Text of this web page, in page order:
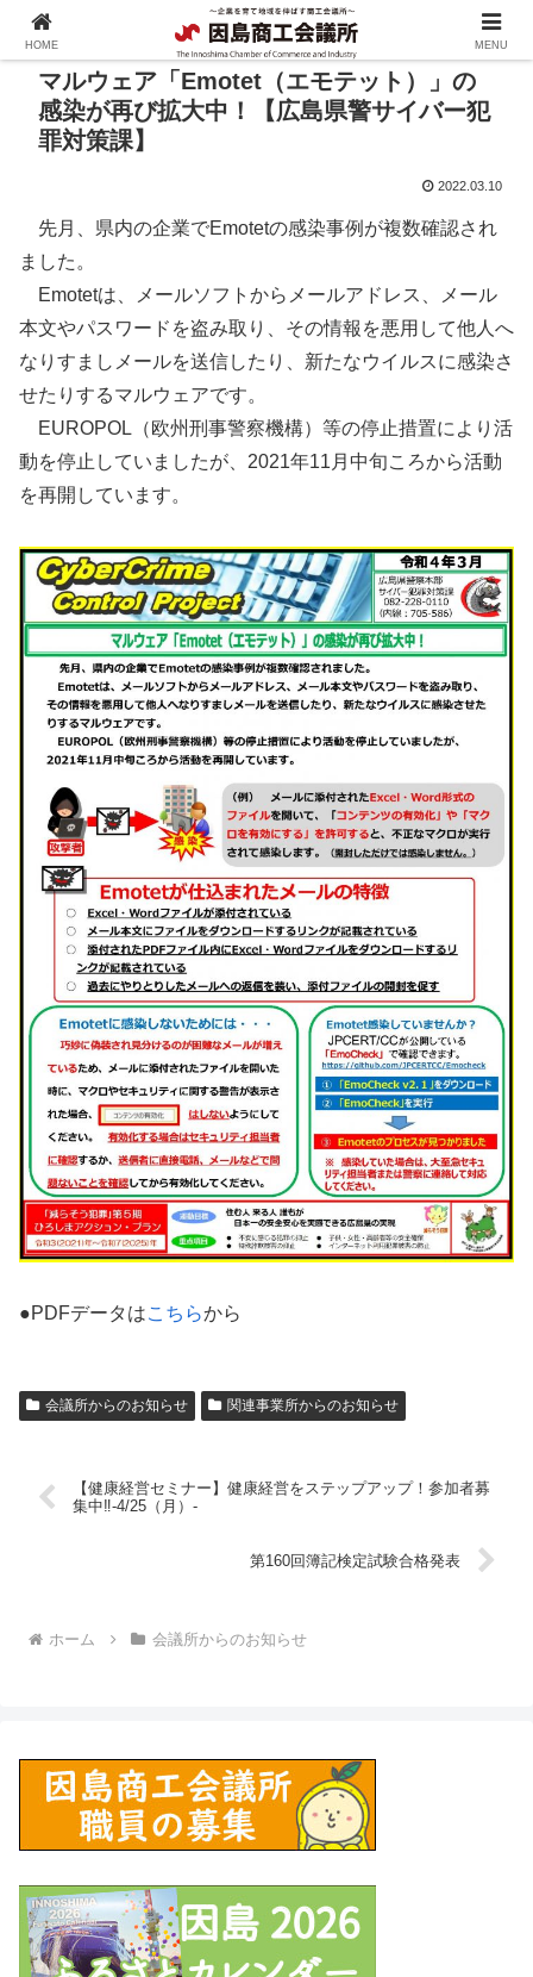
マルウェア「Emotet（エモテット）」の
感染が再び拡大中！【広島県警サイバー犯
罪対策課】
2022.03.10
先月、県内の企業でEmotetの感染事例が複数確認され
ました。
Emotetは、メールソフトからメールアドレス、メール
本文やパスワードを盗み取り、その情報を悪用して他人へ
なりすましメールを送信したり、新たなウイルスに感染さ
せたりするマルウェアです。
EUROPOL（欧州刑事警察機構）等の停止措置により活
動を停止していましたが、2021年11月中旬ころから活動
を再開しています。
●PDFデータはこちらから
会議所からのお知らせ 関連事業所からのお知らせ
【健康経営セミナー】健康経営をステップアップ！参加者募
集中‼-4/25（月）-
第160回簿記検定試験合格発表
ホーム 会議所からのお知らせ
HOME MENU